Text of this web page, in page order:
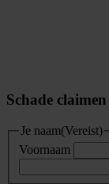
Schade claimen
Je naam(Vereist)
Voornaam